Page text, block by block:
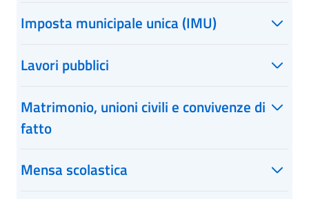
Imposta municipale unica (IMU)
Lavori pubblici
Matrimonio, unioni civili e convivenze di
fatto
Mensa scolastica